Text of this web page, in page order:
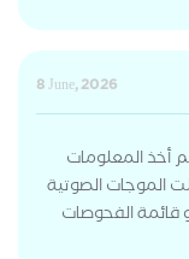
8 June, 2026
تم أخذ المعلومات
الموجات الصوتية
قائمة الفحوصات